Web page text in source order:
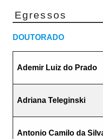
Egressos
DOUTORADO
Ademir Luiz do Prado
Adriana Teleginski
Antonio Camilo da